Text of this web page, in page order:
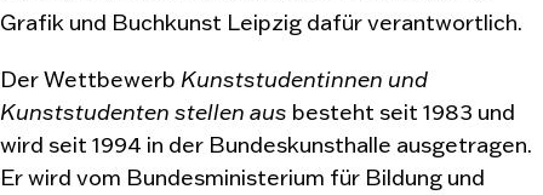
Grafik und Buchkunst Leipzig dafür verantwortlich.
Der Wettbewerb Kunststudentinnen und
Kunststudenten stellen aus besteht seit 1983 und
wird seit 1994 in der Bundeskunsthalle ausgetragen.
Er wird vom Bundesministerium für Bildung und